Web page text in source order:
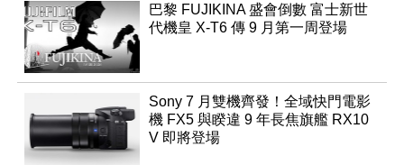
巴黎 FUJIKINA 盛會倒數 富士新世
代機皇 X-T6 傳 9 月第一周登場
Sony 7 月雙機齊發！全域快門電影
機 FX5 與睽違 9 年長焦旗艦 RX10
V 即將登場